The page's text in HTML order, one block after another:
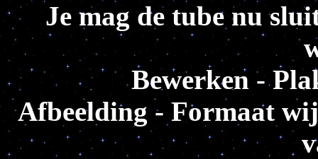
Je mag de tube nu
Bewerken -
Afbeelding - Formaat